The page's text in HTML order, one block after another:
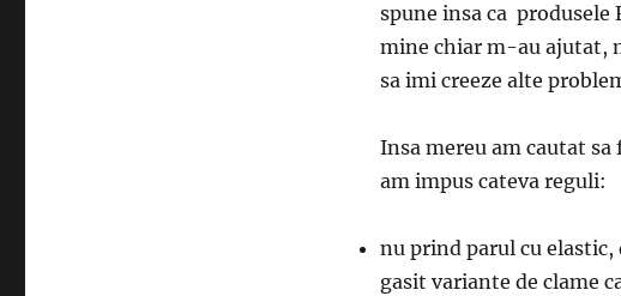
spune insa ca
mine chiar m-au ajutat,
sa imi creeze alte
Insa mereu am cautat
am impus cateva reguli:
nu prind parul cu
gasit variante de clame